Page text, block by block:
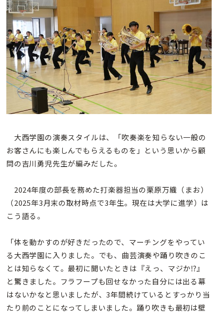
大西学園の演奏スタイルは、「吹奏楽を知らない一般の
お客さんにも楽しんでもらえるものを」という思いから顧
問の吉川勇児先生が編みだした。
2024年度の部長を務めた打楽器担当の栗原万織（まお）
（2025年3月末の取材時点で3年生。現在は大学に進学）は
こう語る。
「体を動かすのが好きだったので、マーチングをやってい
る大西学園に入りました。でも、曲芸演奏や踊り吹きのこ
とは知らなくて。最初に聞いたときは『えっ、マジか⁉』
と驚きました。フラフープも回せなかった自分には出る幕
はないかなと思いましたが、3年間続けているとすっかり当
たり前のことになってしまいました。踊り吹きも最初は壁